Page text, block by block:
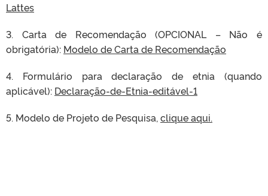
Lattes
3. Carta de Recomendação (OPCIONAL – Não é
obrigatória): Modelo de Carta de Recomendação
4. Formulário para declaração de etnia (quando
aplicável): Declaração-de-Etnia-editável-1
5. Modelo de Projeto de Pesquisa, clique aqui.